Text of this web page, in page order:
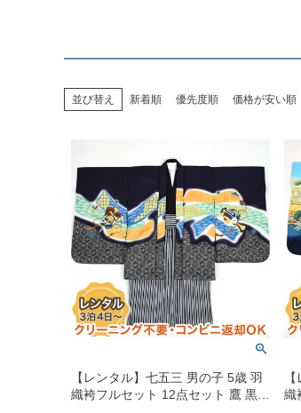
茨城県土浦市大町14-16-1F
店舗を予約する →
並び替え 新着順 優先度順 価格が安い順
【レンタル】七五三 男の子 5歳 羽
織袴フルセット 12点セット 鷹 黒ｘ
織